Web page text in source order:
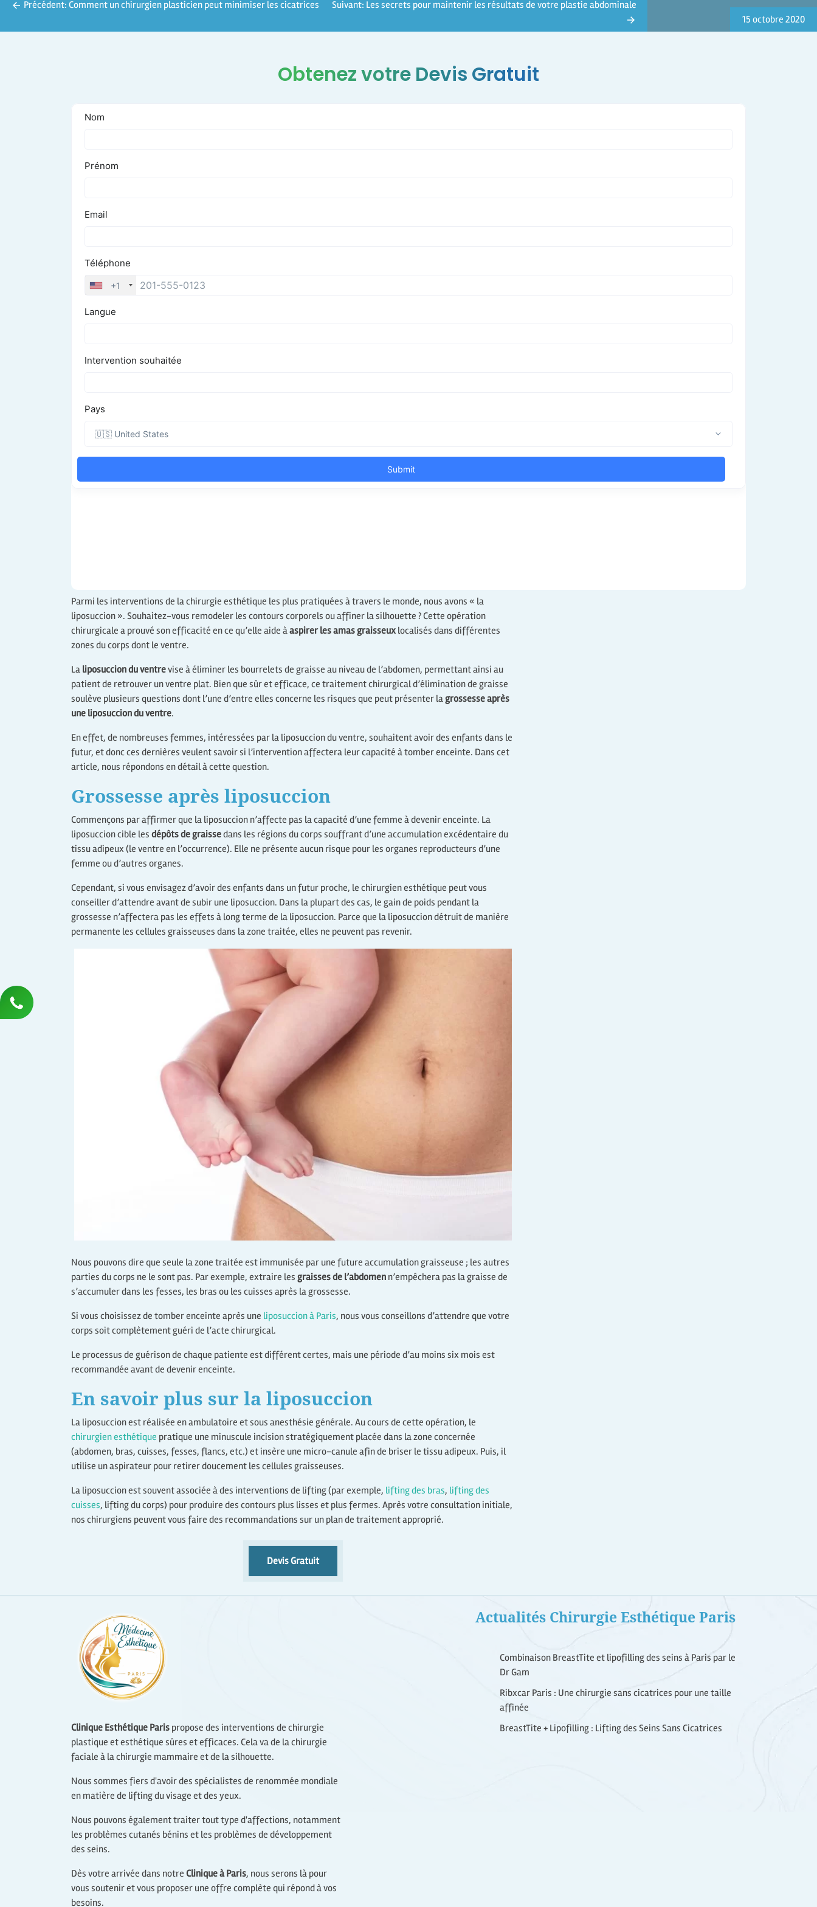
15 octobre 2020
Précédent: Comment un chirurgien plasticien peut minimiser les cicatrices Suivant: Les secrets pour maintenir les résultats de votre plastie abdominale
Obtenez votre Devis Gratuit
Parmi les interventions de la chirurgie esthétique les plus pratiquées à travers le monde, nous avons « la
liposuccion ». Souhaitez-vous remodeler les contours corporels ou affiner la silhouette ? Cette opération
chirurgicale a prouvé son efficacité en ce qu’elle aide àaspirer les amas graisseux localisés dans différentes
zones du corps dont le ventre.
La liposuccion du ventrevise à éliminer les bourrelets de graisse au niveau de l’abdomen, permettant ainsi au
patient de retrouver un ventre plat. Bien que sûr et efficace, ce traitement chirurgical d’élimination de graisse
soulève plusieurs questions dont l’une d’entre elles concerne les risques que peut présenter lagrossesse après
une liposuccion du ventre.
En effet, de nombreuses femmes, intéressées par la liposuccion du ventre, souhaitent avoir des enfants dans le
futur, et donc ces dernières veulent savoir si l’intervention affectera leur capacité à tomber enceinte. Dans cet
article, nous répondons en détail à cette question.
Grossesse après liposuccion
Commençons par affirmer que la liposuccion n’affecte pas la capacité d’une femme à devenir enceinte. La
liposuccion cible les dépôts de graissedans les régions du corps souffrant d’une accumulation excédentaire du
tissu adipeux (le ventre en l’occurrence). Elle ne présente aucun risque pour les organes reproducteurs d’une
femme ou d’autres organes.
Cependant, si vous envisagez d’avoir des enfants dans un futur proche, le chirurgien esthétique peut vous
conseiller d’attendre avant de subir une liposuccion. Dans la plupart des cas, le gain de poids pendant la
grossesse n’affectera pas les effets à long terme de la liposuccion. Parce que la liposuccion détruit de manière
permanente les cellules graisseuses dans la zone traitée, elles ne peuvent pas revenir.
Nous pouvons dire que seule la zone traitée est immunisée par une future accumulation graisseuse ; les autres
parties du corps ne le sont pas. Par exemple, extraire les graisses de l’abdomen n’empêchera pas la graisse de
s’accumuler dans les fesses, les bras ou les cuisses après la grossesse.
Si vous choisissez de tomber enceinte après une liposuccion à Paris, nous vous conseillons d’attendre que votre
corps soit complètement guéri de l’acte chirurgical.
Le processus de guérison de chaque patiente est différent certes, mais une période d’au moins six mois est
recommandée avant de devenir enceinte.
En savoir plus sur la liposuccion
La liposuccion est réalisée en ambulatoire et sous anesthésie générale. Au cours de cette opération, le
chirurgien esthétique pratique une minuscule incision stratégiquement placée dans la zone concernée
(abdomen, bras, cuisses, fesses, flancs, etc.) et insère une micro-canule afin de briser le tissu adipeux. Puis, il
utilise un aspirateur pour retirer doucement les cellules graisseuses.
La liposuccion est souvent associée à des interventions de lifting (par exemple, lifting des bras, lifting des
cuisses, lifting du corps) pour produire des contours plus lisses et plus fermes. Après votre consultation initiale,
nos chirurgiens peuvent vous faire des recommandations sur un plan de traitement approprié.
Devis Gratuit
Clinique Esthétique Paris propose des interventions de chirurgie
plastique et esthétique sûres et efficaces. Cela va de la chirurgie
faciale à la chirurgie mammaire et de la silhouette.
Nous sommes fiers d'avoir des spécialistes de renommée mondiale
en matière de lifting du visage et des yeux.
Nous pouvons également traiter tout type d'affections, notamment
les problèmes cutanés bénins et les problèmes de développement
des seins.
Dès votre arrivée dans notre Clinique à Paris, nous serons là pour
vous soutenir et vous proposer une offre complète qui répond à vos
besoins.
Actualités Chirurgie Esthétique Paris
Combinaison BreastTite et lipofilling des seins à Paris par le
Dr Gam
Ribxcar Paris : Une chirurgie sans cicatrices pour une taille
affinée
BreastTite + Lipofilling : Lifting des Seins Sans Cicatrices